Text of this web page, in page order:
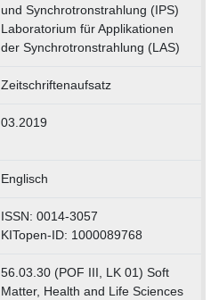
und Synchrotronstrahlung (IPS)
Laboratorium für Applikationen
der Synchrotronstrahlung (LAS)
Zeitschriftenaufsatz
03.2019
Englisch
ISSN: 0014-3057
KITopen-ID: 1000089768
56.03.30 (POF III, LK 01) Soft
Matter, Health and Life Sciences